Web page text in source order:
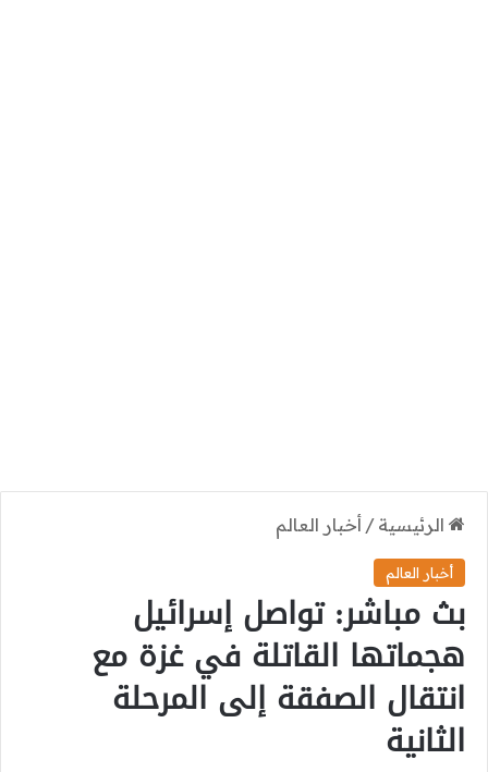
الرئيسية / أخبار العالم
أخبار العالم
بث مباشر: تواصل إسرائيل
هجماتها القاتلة في غزة مع
انتقال الصفقة إلى المرحلة
الثانية